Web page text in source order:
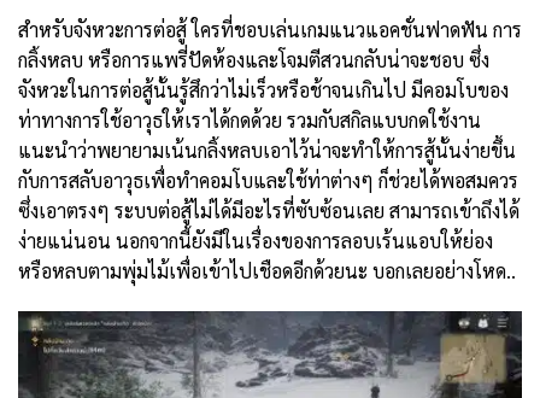
สำหรับจังหวะการต่อสู้ ใครที่ชอบเล่นเกมแนวแอคชั่นฟาดฟัน การ
กลิ้งหลบ หรือการแพรี่ปัดห้องและโจมตีสวนกลับน่าจะชอบ ซึ่ง
จังหวะในการต่อสู้นั้นรู้สึกว่าไม่เร็วหรือช้าจนเกินไป มีคอมโบของ
ท่าทางการใช้อาวุธให้เราได้กดด้วย รวมกับสกิลแบบกดใช้งาน
แนะนำว่าพยายามเน้นกลิ้งหลบเอาไว้น่าจะทำให้การสู้นั้นง่ายขึ้น
กับการสลับอาวุธเพื่อทำคอมโบและใช้ท่าต่างๆ ก็ช่วยได้พอสมควร
ซึ่งเอาตรงๆ ระบบต่อสู้ไม่ได้มีอะไรที่ซับซ้อนเลย สามารถเข้าถึงได้
ง่ายแน่นอน นอกจากนี้ยังมีในเรื่องของการลอบเร้นแอบให้ย่อง
หรือหลบตามพุ่มไม้เพื่อเข้าไปเชือดอีกด้วยนะ บอกเลยอย่างโหด..